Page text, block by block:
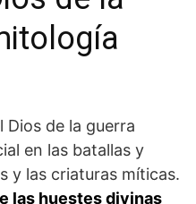
Dios de la guerra
en las batallas y
y las criaturas míticas.
las huestes divinas